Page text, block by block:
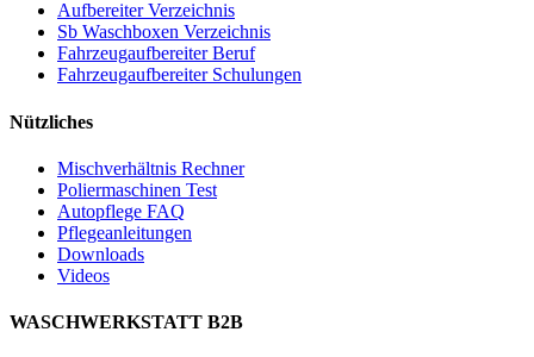
Aufbereiter Verzeichnis
Sb Waschboxen Verzeichnis
Fahrzeugaufbereiter Beruf
Fahrzeugaufbereiter Schulungen
Nützliches
Mischverhältnis Rechner
Poliermaschinen Test
Autopflege FAQ
Pflegeanleitungen
Downloads
Videos
WASCHWERKSTATT B2B